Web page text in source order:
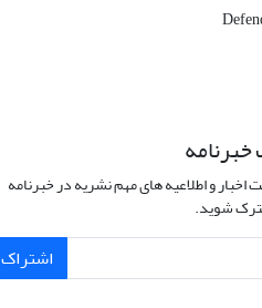
اخبار و اطلاعیه های مهم نشریه در خبرنامه
شوید.
اشتراک